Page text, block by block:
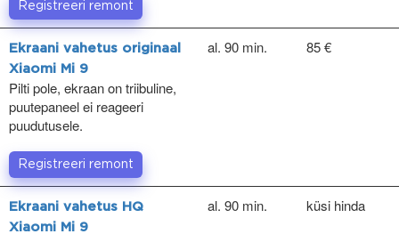
Registreeri remont
Ekraani vahetus originaal
Xiaomi Mi 9
Pilti pole, ekraan on triibuline,
puutepaneel ei reageeri
puudutusele.
al. 90 min. 85 €
Registreeri remont
Ekraani vahetus HQ
Xiaomi Mi 9
al. 90 min. küsi hinda